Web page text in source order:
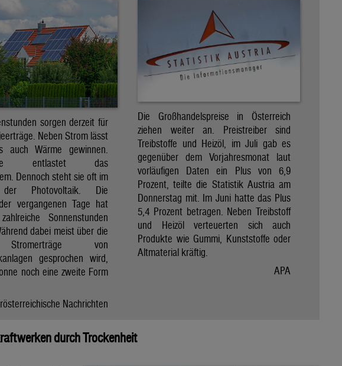
sorgen derzeit für
Neben Strom lässt
auch Wärme gewinnen.
entlastet das
Dennoch steht sie oft im
Photovoltaik. Die
vergangenen Tage hat
Sonnenstunden
dabei meist über die
von
gesprochen wird,
noch eine zweite Form
Nachrichten
Die Großhandelspreise in Österreich
ziehen weiter an. Preistreiber sind
Treibstoffe und Heizöl, im Juli gab es
gegenüber dem Vorjahresmonat laut
vorläufigen Daten ein Plus von 6,9
Prozent, teilte die Statistik Austria am
Donnerstag mit. Im Juni hatte das Plus
5,4 Prozent betragen. Neben Treibstoff
und Heizöl verteuerten sich auch
Produkte wie Gummi, Kunststoffe oder
Altmaterial kräftig.
APA
durch Trockenheit